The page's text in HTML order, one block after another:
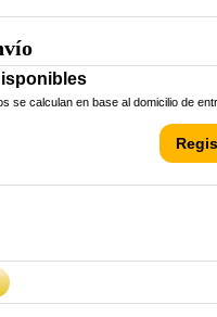
se calculan en base al domicilio de